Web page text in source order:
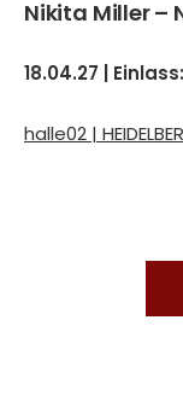
Nikita Miller –
18.04.27 |
halle02 |